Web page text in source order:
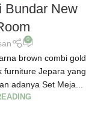
Bundar New
0
brown combi gold
furniture Jepara yang
adanya Set Meja...